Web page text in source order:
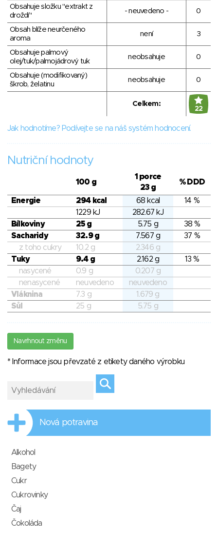
Obsahuje složku "extrakt z
droždí"
- neuvedeno - 0
Obsah blíže neurčeného
aroma
není 3
Obsahuje palmový
olej/tuk/palmojádrový tuk
neobsahuje 0
Obsahuje (modifikovaný)
škrob, želatinu
neobsahuje 0
Celkem:
22
Jak hodnotíme? Podívejte se na náš systém hodnocení.
Nutriční hodnoty
100 g
1 porce
23 g
% DDD
Energie 294 kcal 68 kcal
14 %
1229 kJ
282.67 kJ
Bílkoviny
25 g 5.75 g
38 %
Sacharidy
32.9 g 7.567 g
37 %
z toho cukry
10.2 g
2.346 g
Tuky
9.4 g 2.162 g
13 %
nasycené
0.9 g
0.207 g
nenasycené
neuvedeno
neuvedeno
Vláknina
7.3 g
1.679 g
Sůl
25 g 5.75 g
Navrhnout změnu
* Informace jsou převzaté z etikety daného výrobku
Nová potravina
Alkohol
Bagety
Cukr
Cukrovinky
Čaj
Čokoláda